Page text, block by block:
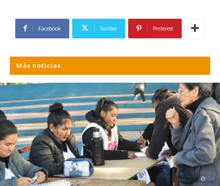
Facebook Twitter Pinterest
Más noticias